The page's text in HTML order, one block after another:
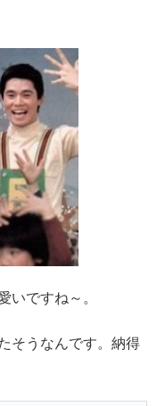
いですね～。
そうなんです。納得